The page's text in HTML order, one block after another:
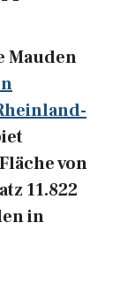
Mauden
von
11.822
in